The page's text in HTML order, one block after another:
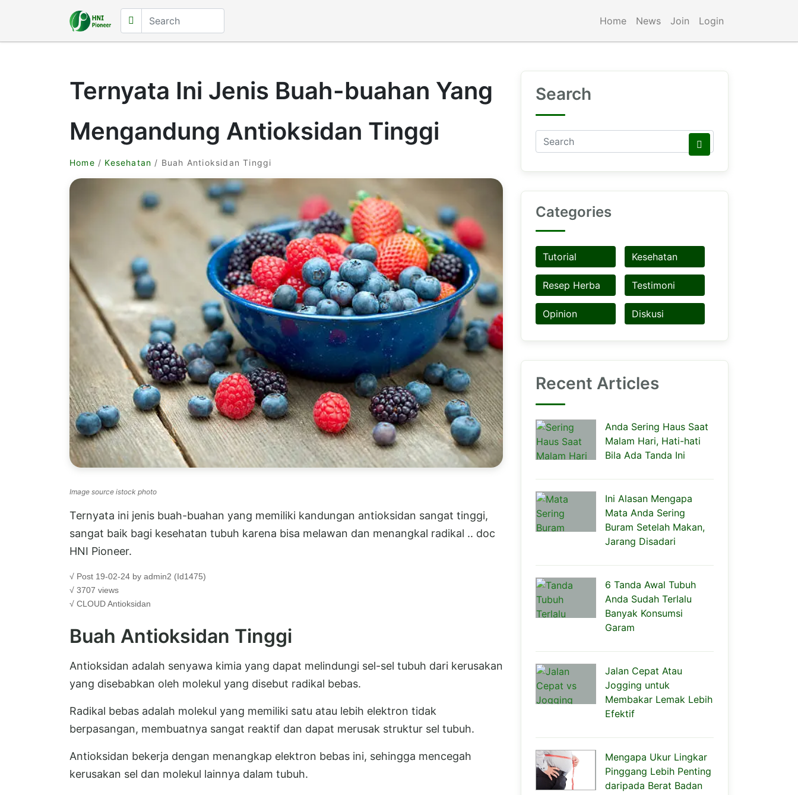
Home News Join Login
Ternyata Ini Jenis Buah-buahan Yang
Mengandung Antioksidan Tinggi
Home / Kesehatan / Buah Antioksidan Tinggi
Image source istock photo
Ternyata ini jenis buah-buahan yang memiliki kandungan antioksidan sangat tinggi,
sangat baik bagi kesehatan tubuh karena bisa melawan dan menangkal radikal .. doc
HNI Pioneer.
√ Post 19-02-24 by admin2 (Id1475)
√ 3707 views
√ CLOUDAntioksidan
Buah Antioksidan Tinggi
Antioksidan adalah senyawa kimia yang dapat melindungi sel-sel tubuh dari kerusakan
yang disebabkan oleh molekul yang disebut radikal bebas.
Radikal bebas adalah molekul yang memiliki satu atau lebih elektron tidak
berpasangan, membuatnya sangat reaktif dan dapat merusak struktur sel tubuh.
Antioksidan bekerja dengan menangkap elektron bebas ini, sehingga mencegah
kerusakan sel dan molekul lainnya dalam tubuh.
Search
Categories
Tutorial Kesehatan
Resep Herba Testimoni
Opinion Diskusi
Recent Articles
Anda Sering Haus Saat
Malam Hari, Hati-hati
Bila Ada Tanda Ini
Ini Alasan Mengapa
Mata Anda Sering
Buram Setelah Makan,
Jarang Disadari
6 Tanda Awal Tubuh
Anda Sudah Terlalu
Banyak Konsumsi
Garam
Jalan Cepat Atau
Jogging untuk
Membakar Lemak Lebih
Efektif
Mengapa Ukur Lingkar
Pinggang Lebih Penting
daripada Berat Badan